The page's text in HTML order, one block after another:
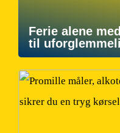
Ferie alene
til